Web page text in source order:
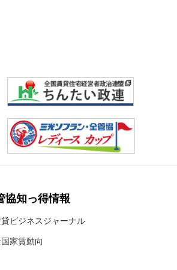
協知っ得情報
ビジネスジャーナル
家賃動向